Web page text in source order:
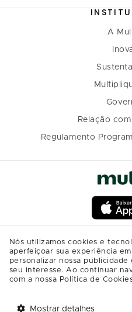
A
Relação
Regulamento
Nós utilizamos cookies e
aperfeiçoar sua experiência
personalizar nossa
seu interesse. Ao continuar
com a nossa Política de
Mostrar detalhes